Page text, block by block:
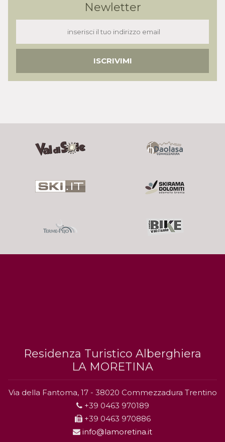
Newletter
Residenza Turistico Alberghiera
LA MORETINA
Via della Fantoma, 17 - 38020 Commezzadura Trentino
+39 0463 970189
+39 0463 970886
info@lamoretina.it